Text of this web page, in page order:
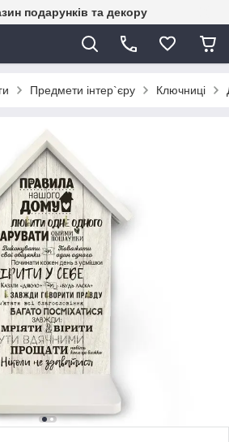
подарунків та декору
Предмети інтер`єру Ключниці